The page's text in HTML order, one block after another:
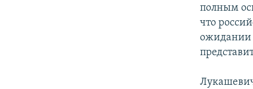
полным
что
ожидании